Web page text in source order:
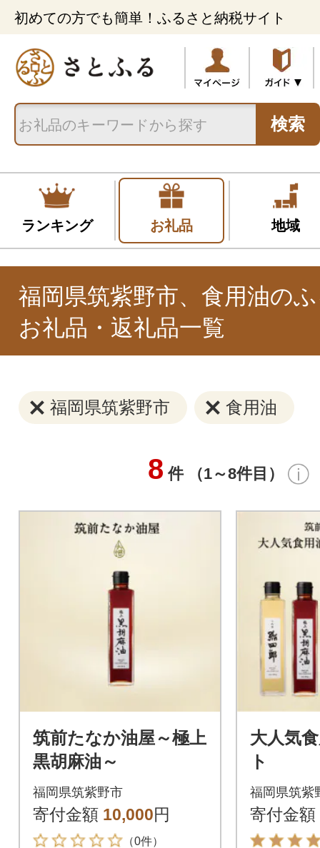
初めての方でも簡単！ふるさと納税サイト
検索
ランキング お礼品 地域
福岡県筑紫野市、食用油の
お礼品・返礼品一覧
福岡県筑紫野市 食用油
8 件 （1～8件目）
筑前たなか油屋～極上
黒胡麻油～
福岡県筑紫野市
寄付金額 10,000円
（0件）
大人気
ト
福岡県筑紫
寄付金額